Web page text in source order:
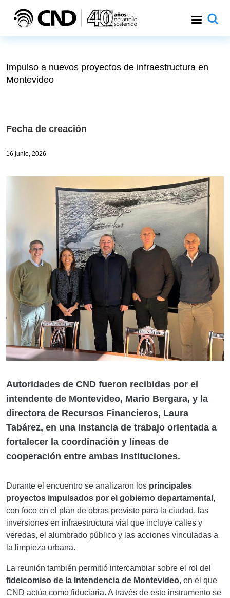
Impulso a nuevos proyectos de infraestructura en
Montevideo
Fecha de creación
16 junio, 2026
Autoridades de CND fueron recibidas por el
intendente de Montevideo, Mario Bergara, y la
directora de Recursos Financieros, Laura
Tabárez, en una instancia de trabajo orientada a
fortalecer la coordinación y líneas de
cooperación entre ambas instituciones.
Durante el encuentro se analizaron los principales
proyectos impulsados por el gobierno departamental,
con foco en el plan de obras previsto para la ciudad, las
inversiones en infraestructura vial que incluye calles y
veredas, el alumbrado público y las acciones vinculadas a
la limpieza urbana.
La reunión también permitió intercambiar sobre el rol del
fideicomiso de la Intendencia de Montevideo, en el que
CND actúa como fiduciaria. A través de este instrumento se